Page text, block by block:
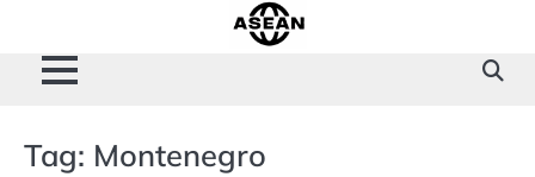
content
Tag: Montenegro